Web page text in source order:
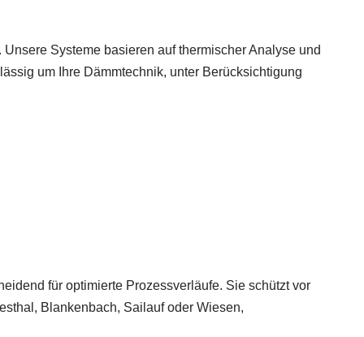
Systeme basieren auf thermischer Analyse und
um Ihre Dämmtechnik, unter Berücksichtigung
für optimierte Prozessverläufe. Sie schützt vor
Blankenbach, Sailauf oder Wiesen,